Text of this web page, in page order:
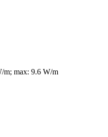
m; max: 9.6 W/m